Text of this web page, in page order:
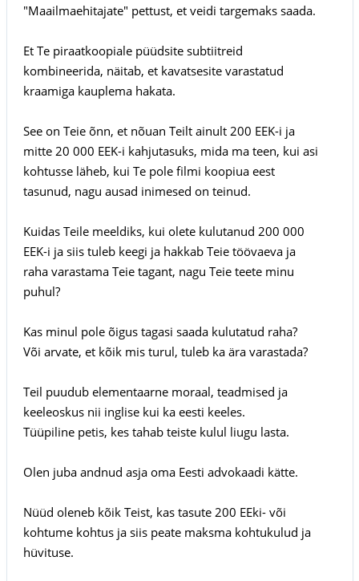
"Maailmaehitajate" pettust, et veidi targemaks saada.
Et Te piraatkoopiale püüdsite subtiitreid
kombineerida, näitab, et kavatsesite varastatud
kraamiga kauplema hakata.
See on Teie õnn, et nõuan Teilt ainult 200 EEK-i ja
mitte 20 000 EEK-i kahjutasuks, mida ma teen, kui asi
kohtusse läheb, kui Te pole filmi koopiua eest
tasunud, nagu ausad inimesed on teinud.
Kuidas Teile meeldiks, kui olete kulutanud 200 000
EEK-i ja siis tuleb keegi ja hakkab Teie töövaeva ja
raha varastama Teie tagant, nagu Teie teete minu
puhul?
Kas minul pole õigus tagasi saada kulutatud raha?
Või arvate, et kõik mis turul, tuleb ka ära varastada?
Teil puudub elementaarne moraal, teadmised ja
keeleoskus nii inglise kui ka eesti keeles.
Tüüpiline petis, kes tahab teiste kulul liugu lasta.
Olen juba andnud asja oma Eesti advokaadi kätte.
Nüüd oleneb kõik Teist, kas tasute 200 EEki- või
kohtume kohtus ja siis peate maksma kohtukulud ja
hüvituse.